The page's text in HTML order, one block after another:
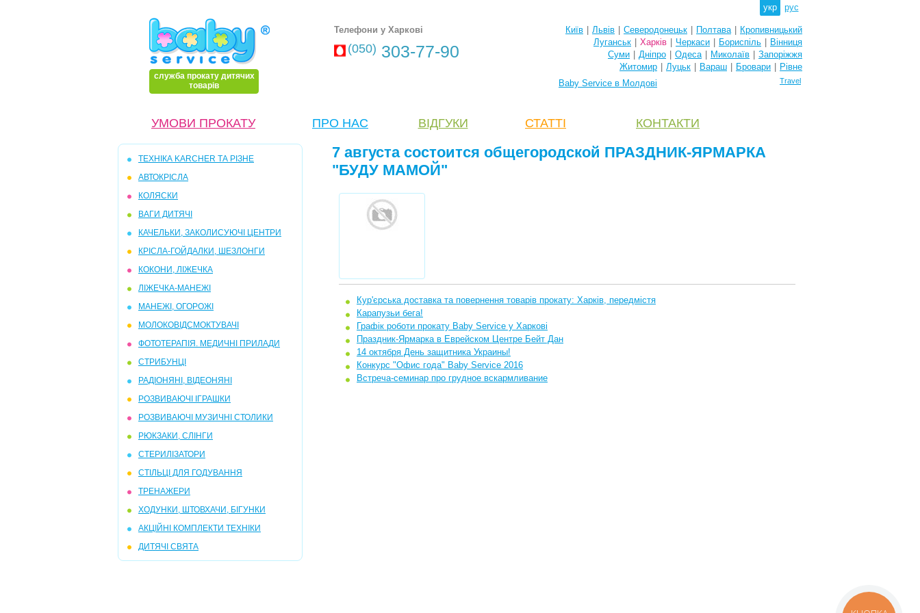
укр рус
служба прокату дитячих
товарів
Телефони у Харкові
(050) 303-77-90
Київ Львів Северодонецьк Полтава
Кропивницький
Луганськ
Харків Черкаси Бориспіль
Вінниця
Суми
Дніпро Одеса Миколаїв
Запоріжжя
Житомир
Луцьк Вараш Бровари
Рівне
Baby Service в Молдові
Travel
УМОВИ ПРОКАТУ ПРО НАС ВІДГУКИ СТАТТІ КОНТАКТИ
ТЕХНІКА KARCHER ТА РІЗНЕ
АВТОКРІСЛА
КОЛЯСКИ
ВАГИ ДИТЯЧІ
КАЧЕЛЬКИ, ЗАКОЛИСУЮЧI ЦЕНТРИ
КРIСЛА-ГОЙДАЛКИ, ШЕЗЛОНГИ
КОКОНИ, ЛIЖЕЧКА
ЛIЖЕЧКА-МАНЕЖI
МАНЕЖІ, ОГОРОЖІ
МОЛОКОВІДСМОКТУВАЧІ
ФОТОТЕРАПІЯ. МЕДИЧНІ ПРИЛАДИ
СТРИБУНЦI
РАДІОНЯНІ, ВІДЕОНЯНІ
РОЗВИВАЮЧІ ІГРАШКИ
РОЗВИВАЮЧI МУЗИЧНI СТОЛИКИ
РЮКЗАКИ, СЛIНГИ
СТЕРИЛIЗАТОРИ
СТIЛЬЦІ ДЛЯ ГОДУВАННЯ
ТРЕНАЖЕРИ
ХОДУНКИ, ШТОВХАЧИ, БIГУНКИ
АКЦІЙНІ КОМПЛЕКТИ ТЕХНІКИ
ДИТЯЧІ СВЯТА
7 августа состоится общегородской ПРАЗДНИК-ЯРМАРКА
"БУДУ МАМОЙ"
Кур'єрська доставка та повернення товарів прокату: Харків, передмістя
Карапузьи бега!
Графік роботи прокату Baby Service у Харкові
Праздник-Ярмарка в Еврейском Центре Бейт Дан
14 октября День защитника Украины!
Конкурс "Офис года" Baby Service 2016
Встреча-семинар про грудное вскармливание